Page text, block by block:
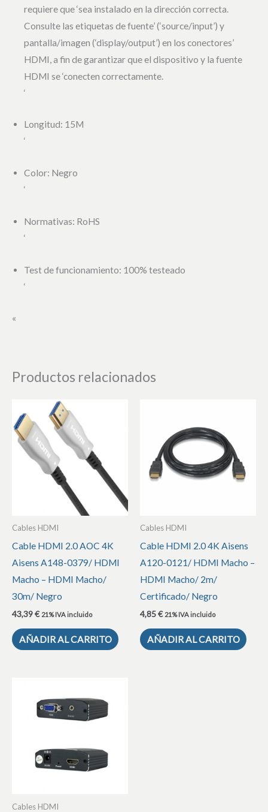
requiere que ‘sea instalado en la dirección correcta.
Consulte las etiquetas de fuente’ (‘source/input’) y
pantalla/imagen (‘display/output’) en los conectores’
HDMI, a fin de garantizar que el dispositivo y la fuente
HDMI se ‘conecten correctamente.
‘
Longitud: 15M
‘
Color: Negro
‘
Normativas: RoHS
‘
Test de funcionamiento: 100% testeado
‘
«
Productos relacionados
Cables HDMI
Cable HDMI 2.0 AOC 4K
Aisens A148-0379/ HDMI
Macho – HDMI Macho/
30m/ Negro
43,39€ 21% IVA incluido
AÑADIR AL CARRITO
Cables HDMI
Cable HDMI 2.0 4K Aisens
A120-0121/ HDMI Macho –
HDMI Macho/ 2m/
Certificado/ Negro
4,85€ 21% IVA incluido
AÑADIR AL CARRITO
Cables HDMI